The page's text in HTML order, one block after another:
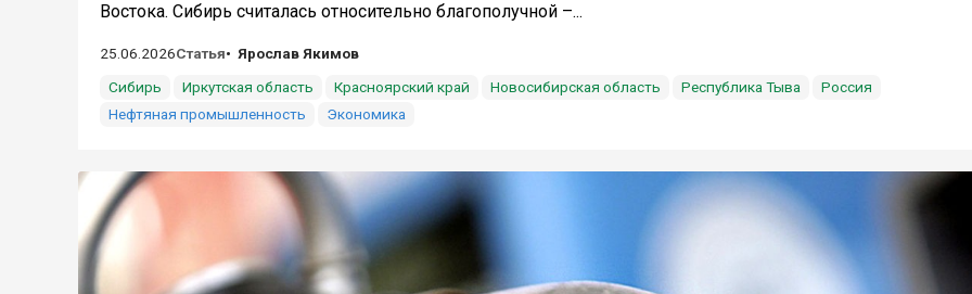
Востока. Сибирь считалась относительно благополучной –...
25.06.2026Статья
Ярослав Якимов
Сибирь
Иркутская область Красноярский край Новосибирская область Республика Тыва
Россия
Нефтяная промышленность
Экономика